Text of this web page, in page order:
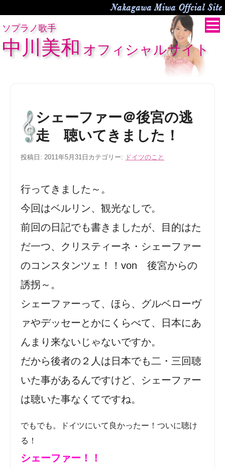
Nakagawa Miwa Offcial Site
ソプラノ歌手
中川美和 オフィシャルサイト
シェーファー＠後宮の逃
走 聴いてきました！
投稿日: 2011年5月31日 カテゴリー: ドイツのこと
行ってきました～。
今回はベルリン、観光なしで。
前回の日記でも書きましたが、目的はた
だ一つ、クリスティーネ・シェーファー
のコンスタンツェ！！von 後宮からの
誘拐～。
シェーファーって、ほら、グルベローヴ
ァやデッセーとかにくらべて、日本にあ
んまり来ないじゃないですか。
だから後者の２人は日本でも二・三回聴
いた事があるんですけど、シェーファー
は聴いた事なくてですね。
でもでも。ドイツにいて良かったー！ついに聴け
る！
シェーファー！！